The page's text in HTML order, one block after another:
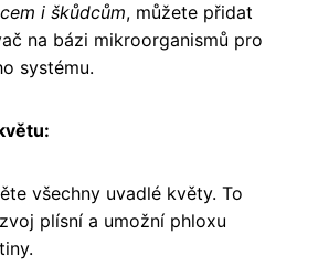
i škůdcům, můžete přidat
na bázi mikroorganismů pro
systému.
všechny uvadlé květy. To
plísní a umožní phloxu